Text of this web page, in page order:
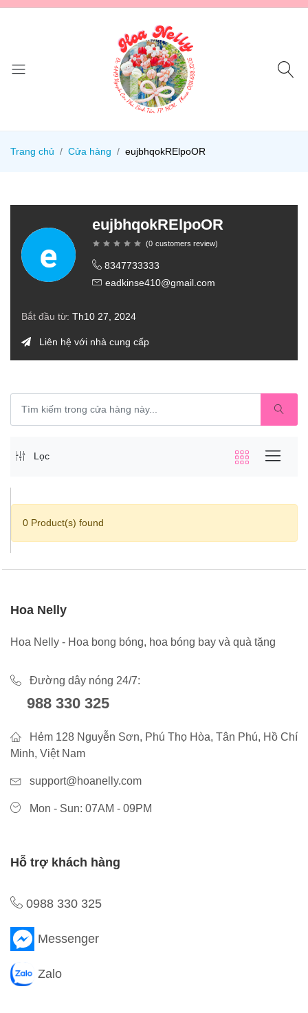
Trang chủ Cửa hàng eujbhqokRElpoOR
eujbhqokRElpoOR
(0 customers review)
8347733333
eadkinse410@gmail.com
Bắt đầu từ: Th10 27, 2024
Liên hệ với nhà cung cấp
Lọc
0 Product(s) found
Hoa Nelly
Hoa Nelly - Hoa bong bóng, hoa bóng bay và quà tặng
Đường dây nóng 24/7:
988 330 325
Hẻm 128 Nguyễn Sơn, Phú Thọ Hòa, Tân Phú, Hồ Chí
Minh, Việt Nam
support@hoanelly.com
Mon - Sun: 07AM - 09PM
Hỗ trợ khách hàng
0988 330 325
Messenger
Zalo